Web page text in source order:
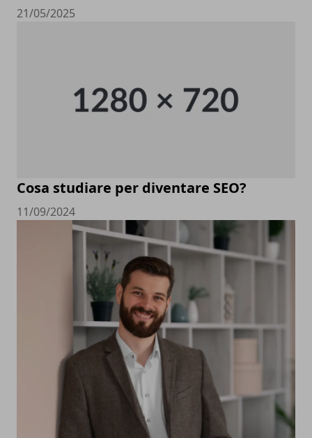
21/05/2025
Cosa studiare per diventare SEO?
11/09/2024